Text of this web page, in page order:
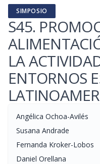
SIMPOSIO
S45.
LA
ENTORNOS
Angélica Ochoa-Avilés
Susana Andrade
Fernanda Kroker-Lobos
Daniel Orellana